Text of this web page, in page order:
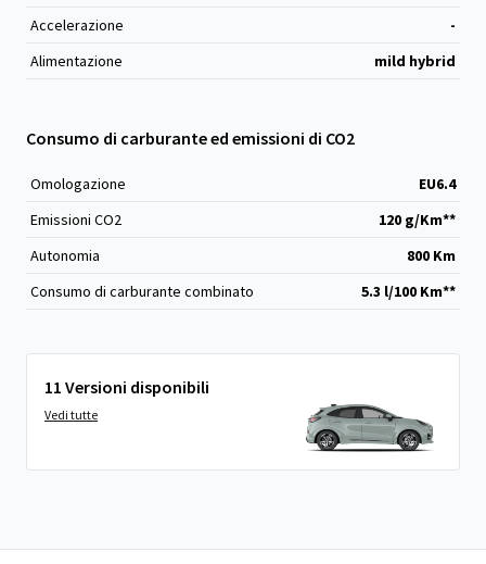
Accelerazione
-
Alimentazione
mild hybrid
Consumo di carburante ed emissioni di CO2
Omologazione
EU6.4
Emissioni CO2
120 g/Km**
Autonomia
800 Km
Consumo di carburante combinato
5.3 l/100 Km**
11 Versioni disponibili
Vedi tutte